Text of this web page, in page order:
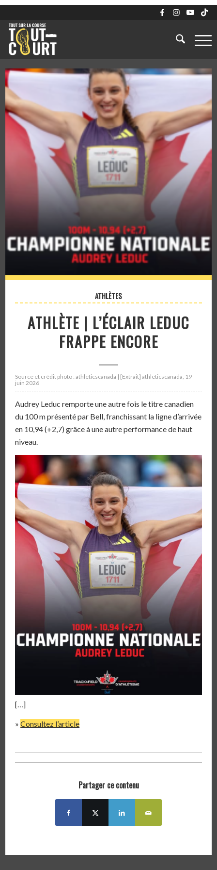
ATHLÈTES
ATHLÈTE | L’ÉCLAIR LEDUC
FRAPPE ENCORE
Source et crédit photo : athleticscanada | [Extrait] athleticscanada, 19
juin 2026
Audrey Leduc remporte une autre fois le titre canadien
du 100 m présenté par Bell, franchissant la ligne d’arrivée
en 10,94 (+2,7) grâce à une autre performance de haut
niveau.
[…]
»Consultez l’article
Partager ce contenu